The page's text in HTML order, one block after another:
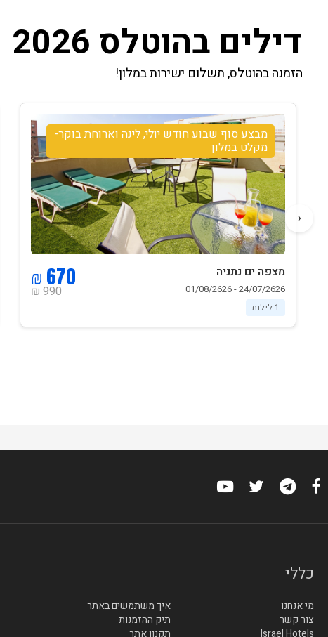
דילים בהוטלס 2026
הזמנה בהוטלס, תשלום ישירות במלון!
מבצע סוף שבוע חודש יולי, לינה וארוחת בוקר-
מקלט במלון
מצפה ים נתניה
24/07/2626 - 01/08/2626
1 לילות
990 ₪
670 ₪
‹
כללי
מי אנחנו
איך משתמשים באתר
צור קשר
תיק ההזמנות
Israel Hotels
תקנון אתר